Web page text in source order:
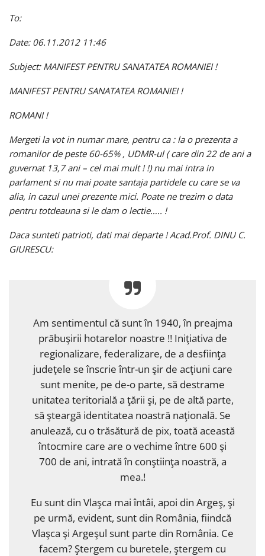
To:
Date: 06.11.2012 11:46
Subject: MANIFEST PENTRU SANATATEA ROMANIEI !
MANIFEST PENTRU SANATATEA ROMANIEI !
ROMANI !
Mergeti la vot in numar mare, pentru ca : la o prezenta a
romanilor de peste 60-65% , UDMR-ul ( care din 22 de ani a
guvernat 13,7 ani – cel mai mult ! !) nu mai intra in
parlament si nu mai poate santaja partidele cu care se va
alia, in cazul unei prezente mici. Poate ne trezim o data
pentru totdeauna si le dam o lectie….. !
Daca sunteti patrioti, dati mai departe ! Acad.Prof. DINU C.
GIURESCU:
Am sentimentul că sunt în 1940, în preajma
prăbuşirii hotarelor noastre !! Iniţiativa de
regionalizare, federalizare, de a desfiinţa
judeţele se înscrie într-un şir de acţiuni care
sunt menite, pe de-o parte, să destrame
unitatea teritorială a ţării şi, pe de altă parte,
să şteargă identitatea noastră naţională. Se
anulează, cu o trăsătură de pix, toată această
întocmire care are o vechime între 600 şi
700 de ani, intrată în conştiinţa noastră, a
mea.!
Eu sunt din Vlaşca mai întâi, apoi din Argeş, şi
pe urmă, evident, sunt din România, fiindcă
Vlaşca şi Argeşul sunt parte din România. Ce
facem? Ştergem cu buretele, ştergem cu